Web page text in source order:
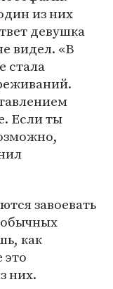
из них
девушка
видел. «В
стала
Если ты
завоевать
как
это
них.